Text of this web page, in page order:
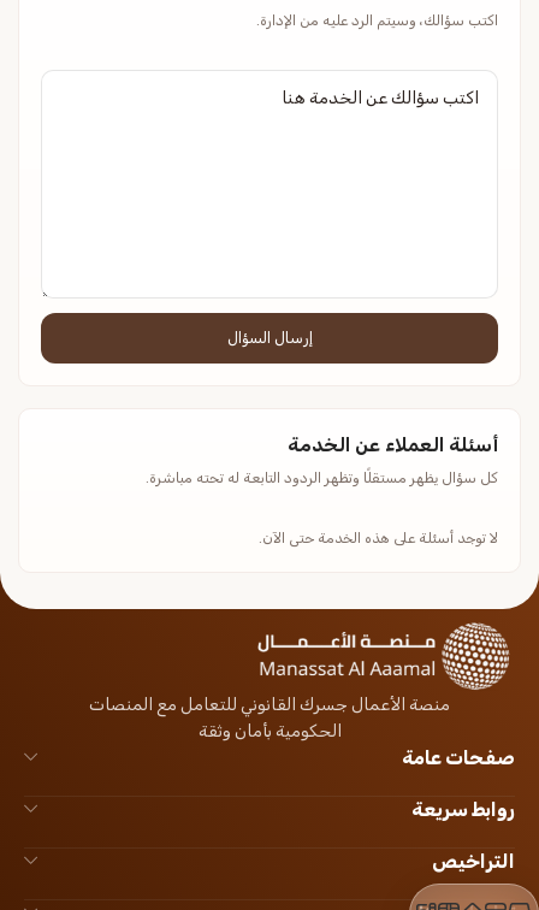
اكتب سؤالك، وسيتم الرد عليه من الإدارة.
إرسال السؤال
أسئلة العملاء عن الخدمة
كل سؤال يظهر مستقلًا وتظهر الردود التابعة له تحته مباشرة.
لا توجد أسئلة على هذه الخدمة حتى الآن.
منصة الأعمال جسرك القانوني للتعامل مع المنصات
الحكومية بأمان وثقة
صفحات عامة
روابط سريعة
التراخيص